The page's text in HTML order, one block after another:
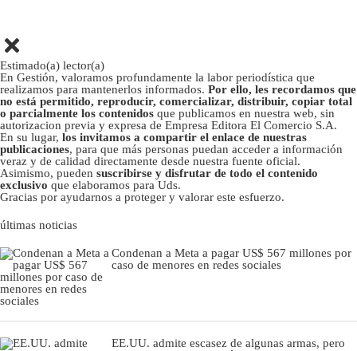
Estimado(a) lector(a)
En Gestión, valoramos profundamente la labor periodística que
realizamos para mantenerlos informados. Por ello, les recordamos que
no está permitido, reproducir, comercializar, distribuir, copiar total
o parcialmente los contenidos que publicamos en nuestra web, sin
autorizacion previa y expresa de Empresa Editora El Comercio S.A.
En su lugar, los invitamos a compartir el enlace de nuestras
publicaciones, para que más personas puedan acceder a información
veraz y de calidad directamente desde nuestra fuente oficial.
Asimismo, pueden suscribirse y disfrutar de todo el contenido
exclusivo que elaboramos para Uds.
Gracias por ayudarnos a proteger y valorar este esfuerzo.
últimas noticias
Condenan a Meta a pagar US$ 567 millones por
caso de menores en redes sociales
EE.UU. admite escasez de algunas armas, pero